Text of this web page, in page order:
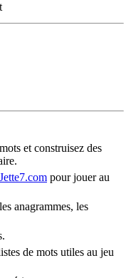
et construisez des
pour jouer au
anagrammes, les
de mots utiles au jeu